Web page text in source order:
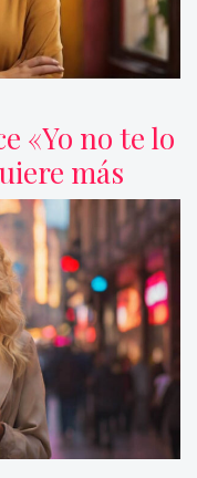
«Yo no te lo
más